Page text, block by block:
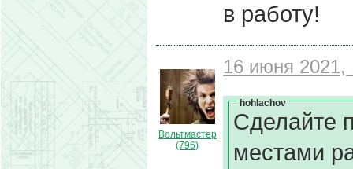
в работу!
Вольтмастер
(796)
16 июня 2021,
hohlachov
Сделайте
местами